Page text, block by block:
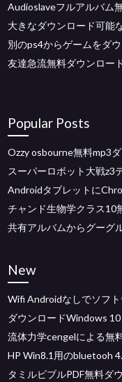
Audioslaveフルアルバム
大きなダウンロード可能
別のps4からゲームをダ
友達急流無料ダウンロー
Popular Posts
Ozzy osbourne無料mp3
スーパーロボット大戦z3
Androidタブレットに
チャンド生物学クラス10
共有アルバムからグーグ
New
Wifi Androidなしでソフ
ダウンロードWindows
流体力学cengelによる無
HP Win8.1用のbluetooh
タミルビブルPDF無料ダ